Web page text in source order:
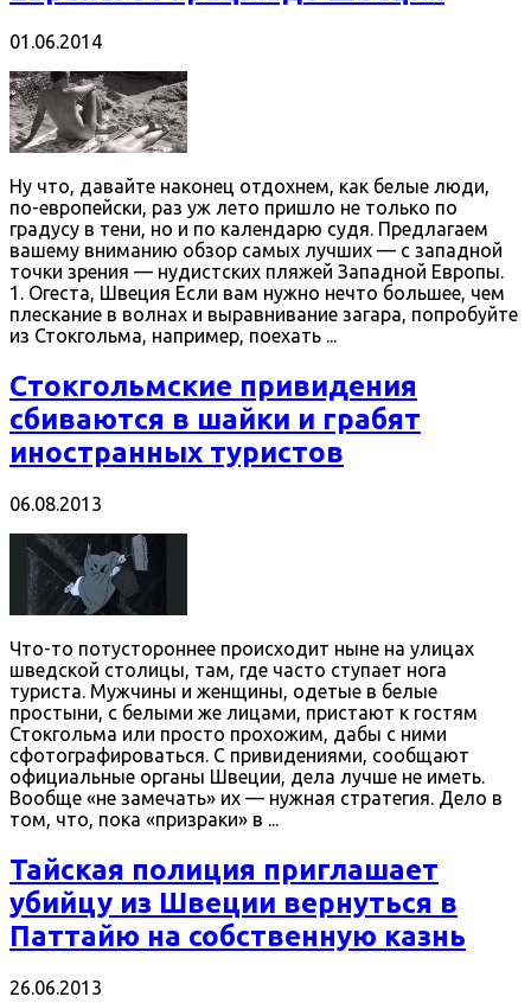
01.06.2014
Ну что, давайте наконец отдохнем, как белые люди,
по-европейски, раз уж лето пришло не только по
градусу в тени, но и по календарю судя. Предлагаем
вашему вниманию обзор самых лучших — с западной
точки зрения — нудистских пляжей Западной Европы.
1. Огеста, Швеция Если вам нужно нечто большее, чем
плескание в волнах и выравнивание загара, попробуйте
из Стокгольма, например, поехать ...
Стокгольмские привидения
сбиваются в шайки и грабят
иностранных туристов
06.08.2013
Что-то потустороннее происходит ныне на улицах
шведской столицы, там, где часто ступает нога
туриста. Мужчины и женщины, одетые в белые
простыни, с белыми же лицами, пристают к гостям
Стокгольма или просто прохожим, дабы с ними
сфотографироваться. С привидениями, сообщают
официальные органы Швеции, дела лучше не иметь.
Вообще «не замечать» их — нужная стратегия. Дело в
том, что, пока «призраки» в ...
Тайская полиция приглашает
убийцу из Швеции вернуться в
Паттайю на собственную казнь
26.06.2013